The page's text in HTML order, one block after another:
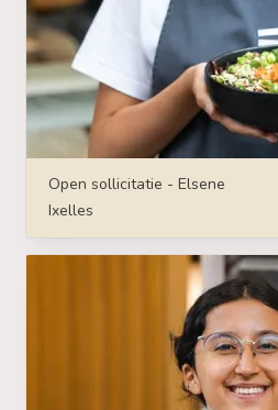
Open sollicitatie - Elsene
Ixelles